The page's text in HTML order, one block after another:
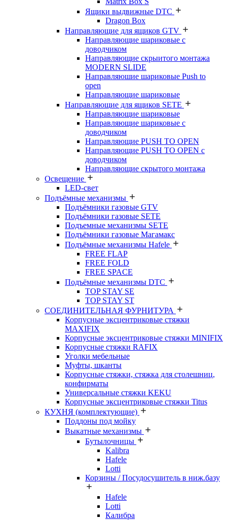
Ящики выдвижные DTC
Dragon Box
Направляющие для ящиков GTV
Направляющие шариковые с
доводчиком
Направляющие скрыитого монтажа
MODERN SLIDE
Направляюшие шариковые Push to
open
Направляющие шариковые
Направляющие для ящиков SETE
Направляющие шариковые
Направляющие шариковые с
доводчиком
Направляющие PUSH TO OPEN
Направляющие PUSH TO OPEN с
доводчиком
Направляющие скрытого монтажа
Освещение
LED-свет
Подъёмные механизмы
Подъёмники газовые GTV
Подъёмники газовые SETE
Подъемные механизмы SETE
Подъёмники газовые Магамакс
Подъёмные механизмы Hafele
FREE FLAP
FREE FOLD
FREE SPACE
Подъёмные механизмы DTC
TOP STAY SE
TOP STAY ST
СОЕДИНИТЕЛЬНАЯ ФУРНИТУРА
Корпусные эксцентриковые стяжки
MAXIFIX
Корпусные эксцентриковые стяжки MINIFIX
Корпусные стяжки RAFIX
Уголки мебельные
Муфты, шканты
Корпусные стяжки, стяжка для столешниц,
конфирматы
Универсальные стяжки KEKU
Корпусные эксцентриковые стяжки Titus
КУХНЯ (комплектующие)
Поддоны под мойку
Выкатные механизмы
Бутылочницы
Kalibra
Hafele
Lotti
Корзины / Посудосушитель в ниж.базу
Hafele
Lotti
Калибра